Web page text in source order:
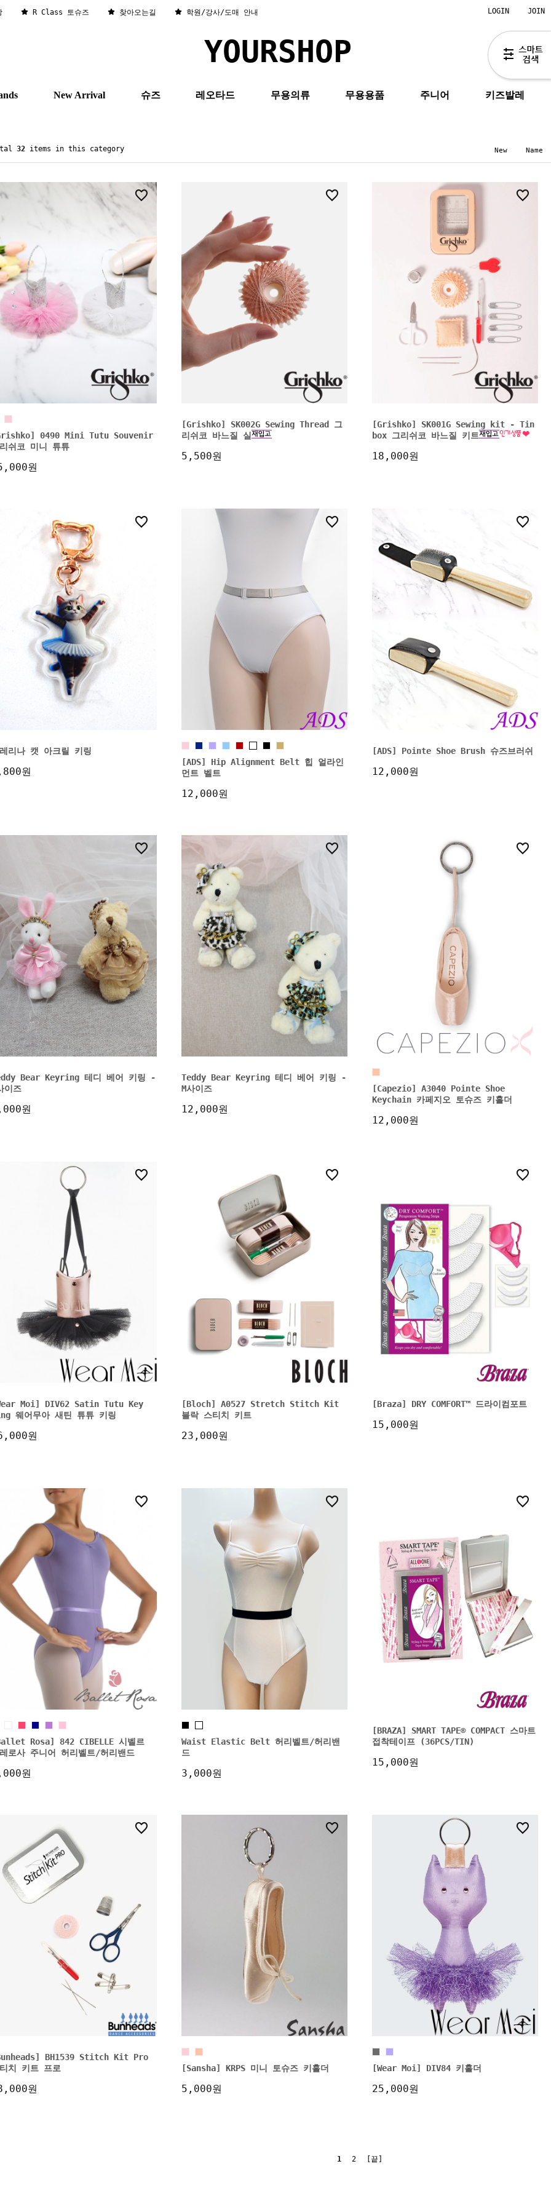
R Class 토슈즈 찾아오는길 학원/강사/도매 안내 LOGIN JOIN
YOURSHOP
New Arrival 슈즈 레오타드 무용의류 무용용품 주니어 키즈발레
32items in this category New Name
0490 Mini Tutu Souvenir
쉬코 미니 튜튜
원
[Grishko] SK002G Sewing Thread 그
리쉬코 바느질 실
5,500원
[Grishko] SK001G Sewing kit - Tin
box 그리쉬코 바느질 키트
18,000원
리나 캣 아크릴 키링
원
[ADS] Hip Alignment Belt 힙 얼라인
먼트 벨트
12,000원
[ADS] Pointe Shoe Brush 슈즈브러쉬
12,000원
Bear Keyring 테디 베어 키링 -
이즈
원
Teddy Bear Keyring 테디 베어 키링 -
M사이즈
12,000원
[Capezio] A3040 Pointe Shoe
Keychain 카페지오 토슈즈 키홀더
12,000원
Moi] DIV62 Satin Tutu Key
웨어무아 새틴 튜튜 키링
원
[Bloch] A0527 Stretch Stitch Kit
블락 스티치 키트
23,000원
[Braza] DRY COMFORT™ 드라이컴포트
15,000원
Rosa] 842 CIBELLE 시벨르
로사 주니어 허리벨트/허리밴드
원
Waist Elastic Belt 허리벨트/허리밴
드
3,000원
[BRAZA] SMART TAPE® COMPACT 스마트
접착테이프 (36PCS/TIN)
15,000원
BH1539 Stitch Kit Pro
치 키트 프로
원
[Sansha] KRPS 미니 토슈즈 키홀더
5,000원
[Wear Moi] DIV84 키홀더
25,000원
1 2 [끝]